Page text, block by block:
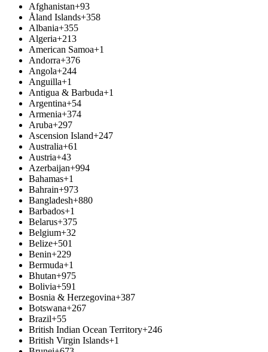
Afghanistan+93
Åland Islands+358
Albania+355
Algeria+213
American Samoa+1
Andorra+376
Angola+244
Anguilla+1
Antigua & Barbuda+1
Argentina+54
Armenia+374
Aruba+297
Ascension Island+247
Australia+61
Austria+43
Azerbaijan+994
Bahamas+1
Bahrain+973
Bangladesh+880
Barbados+1
Belarus+375
Belgium+32
Belize+501
Benin+229
Bermuda+1
Bhutan+975
Bolivia+591
Bosnia & Herzegovina+387
Botswana+267
Brazil+55
British Indian Ocean Territory+246
British Virgin Islands+1